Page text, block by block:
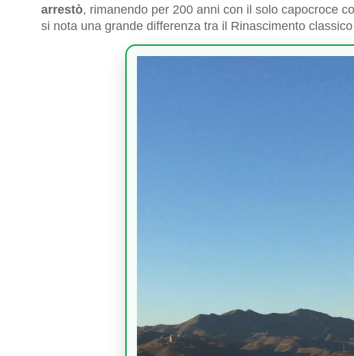
arrestò, rimanendo per 200 anni con il solo capocroce
si nota una grande differenza tra il Rinascimento